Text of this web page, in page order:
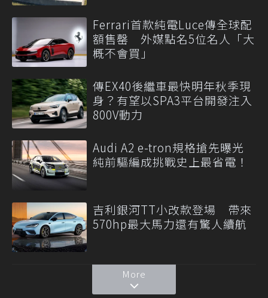
Ferrari首款純電Luce傳全球配
額售罄 外媒點名5位名人「大
概不會買」
傳EX40後繼車最快明年秋季現
身？有望以SPA3平台開發注入
800V動力
Audi A2 e-tron規格搶先曝光
純前驅編成挑戰史上最省電！
吉利銀河TT小改款登場 帶來
570hp最大馬力還有驚人續航
More